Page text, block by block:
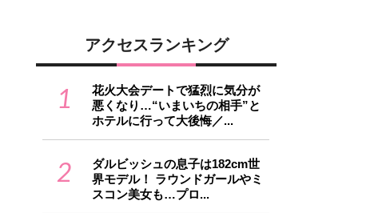
アクセスランキング
1
花火大会デートで猛烈に気分が
悪くなり…“いまいちの相手”と
ホテルに行って大後悔／...
2
ダルビッシュの息子は182cm世
界モデル！ ラウンドガールやミ
スコン美女も…プロ...